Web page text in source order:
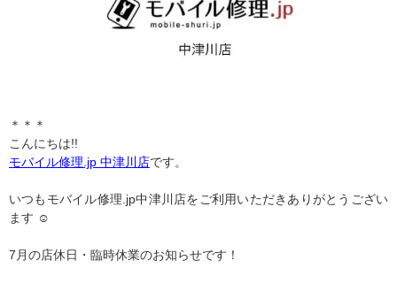
＊＊＊
こんにちは!!
モバイル修理.jp 中津川店です。
いつもモバイル修理.jp中津川店をご利用いただきありがとうござい
ます ︎☺︎
7月の店休日・臨時休業のお知らせです！